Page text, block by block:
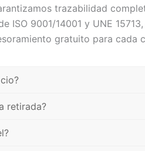
trazabilidad
ISO 9001/14001 y UNE
gratuito para cada
retirada?